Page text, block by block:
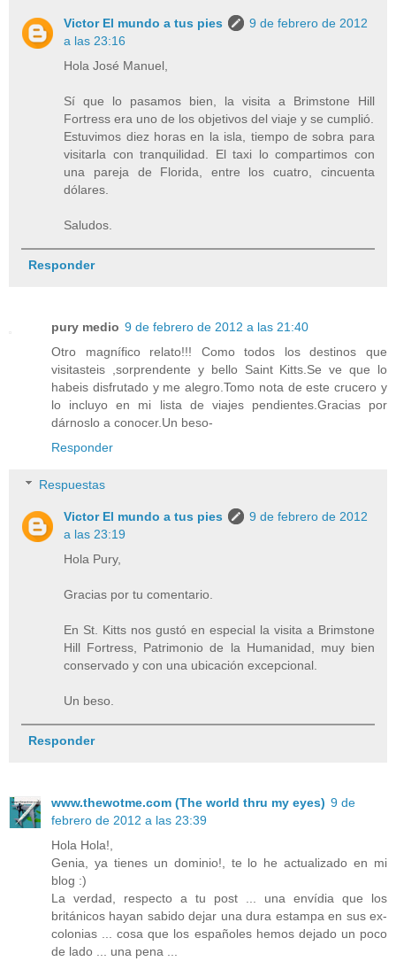
Victor El mundo a tus pies
9 de febrero de 2012
a las 23:16
Hola José Manuel,
Sí que lo pasamos bien, la visita a Brimstone Hill
Fortress era uno de los objetivos del viaje y se cumplió.
Estuvimos diez horas en la isla, tiempo de sobra para
visitarla con tranquilidad. El taxi lo compartimos con
una pareja de Florida, entre los cuatro, cincuenta
dólares.
Saludos.
Responder
pury medio 9 de febrero de 2012 a las 21:40
Otro magnífico relato!!! Como todos los destinos que
visitasteis ,sorprendente y bello Saint Kitts.Se ve que lo
habeis disfrutado y me alegro.Tomo nota de este crucero y
lo incluyo en mi lista de viajes pendientes.Gracias por
dárnoslo a conocer.Un beso-
Responder
Respuestas
Victor El mundo a tus pies
9 de febrero de 2012
a las 23:19
Hola Pury,
Gracias por tu comentario.
En St. Kitts nos gustó en especial la visita a Brimstone
Hill Fortress, Patrimonio de la Humanidad, muy bien
conservado y con una ubicación excepcional.
Un beso.
Responder
www.thewotme.com (The world thru my eyes) 9 de
febrero de 2012 a las 23:39
Hola Hola!,
Genia, ya tienes un dominio!, te lo he actualizado en mi
blog :)
La verdad, respecto a tu post ... una envídia que los
británicos hayan sabido dejar una dura estampa en sus ex-
colonias ... cosa que los españoles hemos dejado un poco
de lado ... una pena ...